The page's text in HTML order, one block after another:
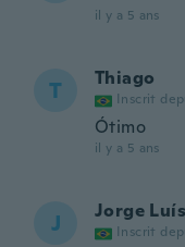
il y a 5 ans
T Thiago
Inscrit
Ótimo
il y a 5 ans
J Jorge Luís
Inscrit